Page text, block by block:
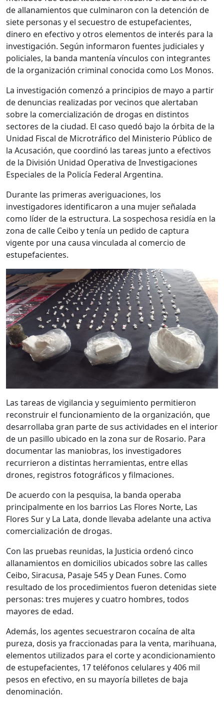
de allanamientos que culminaron con la detención de
siete personas y el secuestro de estupefacientes,
dinero en efectivo y otros elementos de interés para la
investigación. Según informaron fuentes judiciales y
policiales, la banda mantenía vínculos con integrantes
de la organización criminal conocida como Los Monos.
La investigación comenzó a principios de mayo a partir
de denuncias realizadas por vecinos que alertaban
sobre la comercialización de drogas en distintos
sectores de la ciudad. El caso quedó bajo la órbita de la
Unidad Fiscal de Microtráfico del Ministerio Público de
la Acusación, que coordinó las tareas junto a efectivos
de la División Unidad Operativa de Investigaciones
Especiales de la Policía Federal Argentina.
Durante las primeras averiguaciones, los
investigadores identificaron a una mujer señalada
como líder de la estructura. La sospechosa residía en la
zona de calle Ceibo y tenía un pedido de captura
vigente por una causa vinculada al comercio de
estupefacientes.
Las tareas de vigilancia y seguimiento permitieron
reconstruir el funcionamiento de la organización, que
desarrollaba gran parte de sus actividades en el interior
de un pasillo ubicado en la zona sur de Rosario. Para
documentar las maniobras, los investigadores
recurrieron a distintas herramientas, entre ellas
drones, registros fotográficos y filmaciones.
De acuerdo con la pesquisa, la banda operaba
principalmente en los barrios Las Flores Norte, Las
Flores Sur y La Lata, donde llevaba adelante una activa
comercialización de drogas.
Con las pruebas reunidas, la Justicia ordenó cinco
allanamientos en domicilios ubicados sobre las calles
Ceibo, Siracusa, Pasaje 545 y Dean Funes. Como
resultado de los procedimientos fueron detenidas siete
personas: tres mujeres y cuatro hombres, todos
mayores de edad.
Además, los agentes secuestraron cocaína de alta
pureza, dosis ya fraccionadas para la venta, marihuana,
elementos utilizados para el corte y acondicionamiento
de estupefacientes, 17 teléfonos celulares y 406 mil
pesos en efectivo, en su mayoría billetes de baja
denominación.